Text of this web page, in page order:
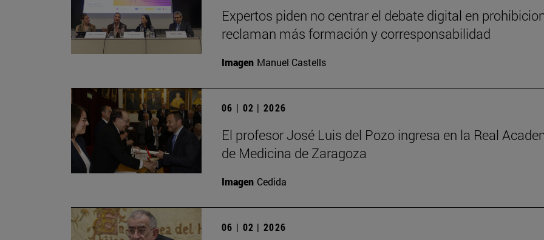
Expertos piden no centrar el debate digital en
reclaman más formación y corresponsabilidad
Imagen Manuel Castells
06 | 02 | 2026
El profesor José Luis del Pozo ingresa en la Real
de Medicina de Zaragoza
Imagen Cedida
06 | 02 | 2026